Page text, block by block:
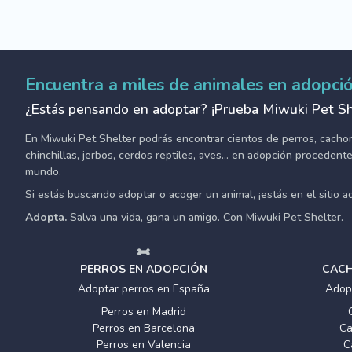
Encuentra a miles de animales en
¿Estás pensando en adoptar? ¡Prueba Miwuki Pet
En Miwuki Pet Shelter podrás encontrar cientos de perros,
chinchillas, jerbos, cerdos reptiles, aves... en adopción
mundo.
Si estás buscando adoptar o acoger un animal, ¡estás en el sitio
Adopta. Salva una vida, gana un amigo. Con Miwuki Pet Shelter.
PERROS EN ADOPCIÓN
Adoptar perros en España
Perros en Madrid
Perros en Barcelona
Perros en Valencia